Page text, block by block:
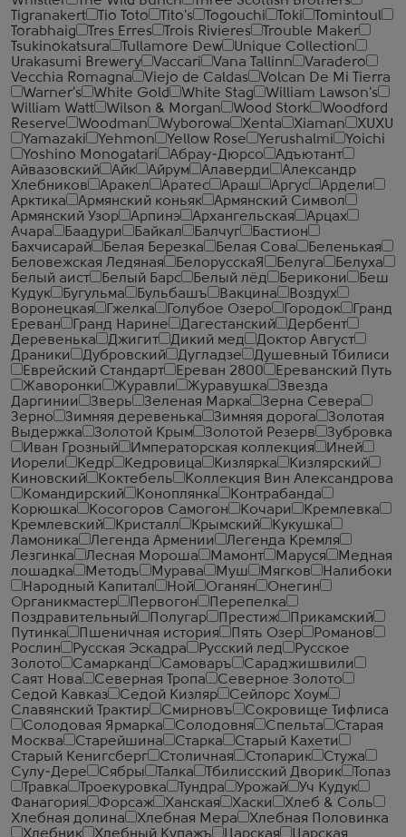
Tigranakert
Tio Toto Tito's Togouchi Toki
Tomintoul
Torabhaig
Tres Erres Trois Rivieres
Trouble Maker
Tsukinokatsura
Tullamore Dew
Unique Collection
Urakasumi Brewery
Vaccari Vana Tallinn
Varadero
Vecchia Romagna
Viejo de Caldas
Volcan De Mi Tierra
Warner's
White Gold White Stag
William Lawson's
William Watt
Wilson & Morgan Wood Stork
Woodford
Reserve
Woodman Wyborowa Xenta Xiaman
XUXU
Yamazaki
Yehmon Yellow Rose Yerushalmi
Yoichi
Yoshino Monogatari
Абрау-Дюрсо
Адъютант
Айвазовский
Айк Айрум Алаверди
Александр
Хлебников
Аракел Аратес Араш Аргус
Ардели
Арктика
Армянский коньяк
Армянский Символ
Армянский Узор
Арпинэ Архангельская
Арцах
Ачара
Баадури Байкал Балчуг
Бастион
Бахчисарай
Белая Березка Белая Сова
Беленькая
Беловежская Ледяная
БелорусскаЯ Белуга
Белуха
Белый аист
Белый Барс Белый лёд Берикони
Беш
Кудук
Бугульма Бульбашъ Вакцина
Воздух
Воронецкая
Гжелка Голубое Озеро Городок
Гранд
Ереван
Гранд Нарине Дагестанский
Дербент
Деревенька
Джигит Дикий мед
Доктор Август
Драники
Дубровский Дугладзе
Душевный Тбилиси
Еврейский Стандарт
Ереван 2800
Ереванский Путь
Жаворонки
Журавли Журавушка
Звезда
Даргинии
Зверь Зеленая Марка
Зерна Севера
Зерно
Зимняя деревенька Зимняя дорога
Золотая
Выдержка
Золотой Крым Золотой Резерв
Зубровка
Иван Грозный
Императорская коллекция
Иней
Иорели
Кедр Кедровица Кизлярка
Кизлярский
Киновский
Коктебель
Коллекция Вин Александрова
Командирский
Коноплянка
Контрабанда
Корюшка
Косогоров Самогон Кочари
Кремлевка
Кремлевский
Кристалл Крымский
Кукушка
Ламоника
Легенда Армении
Легенда Кремля
Лезгинка
Лесная Мороша Мамонт Маруся
Медная
лошадка
Методъ Мурава Муш Мягков
Налибоки
Народный Капитал
Ной Оганян
Онегин
Органикмастер
Первогон
Перепелка
Поздравительный
Полугар Престиж
Прикамский
Путинка
Пшеничная история Пять Озер
Романов
Рослин
Русская Эскадра Русский лед
Русское
Золото
Самарканд Самоваръ
Сараджишвили
Саят Нова
Северная Тропа
Северное Золото
Седой Кавказ
Седой Кизляр
Сейлорс Хоум
Славянский Трактир
Смирновъ
Сокровище Тифлиса
Солодовая Ярмарка
Солодовня Спельта
Старая
Москва
Старейшина Старка
Старый Кахети
Старый Кенигсберг
Столичная Стопарик
Стужа
Сулу-Дере
Сябры Талка Тбилисский Дворик
Топаз
Травка
Троекуровка Тундра Урожай
Уч Кудук
Фанагория
Форсаж Ханская Хаски
Хлеб & Соль
Хлебная долина
Хлебная Мера
Хлебная Половинка